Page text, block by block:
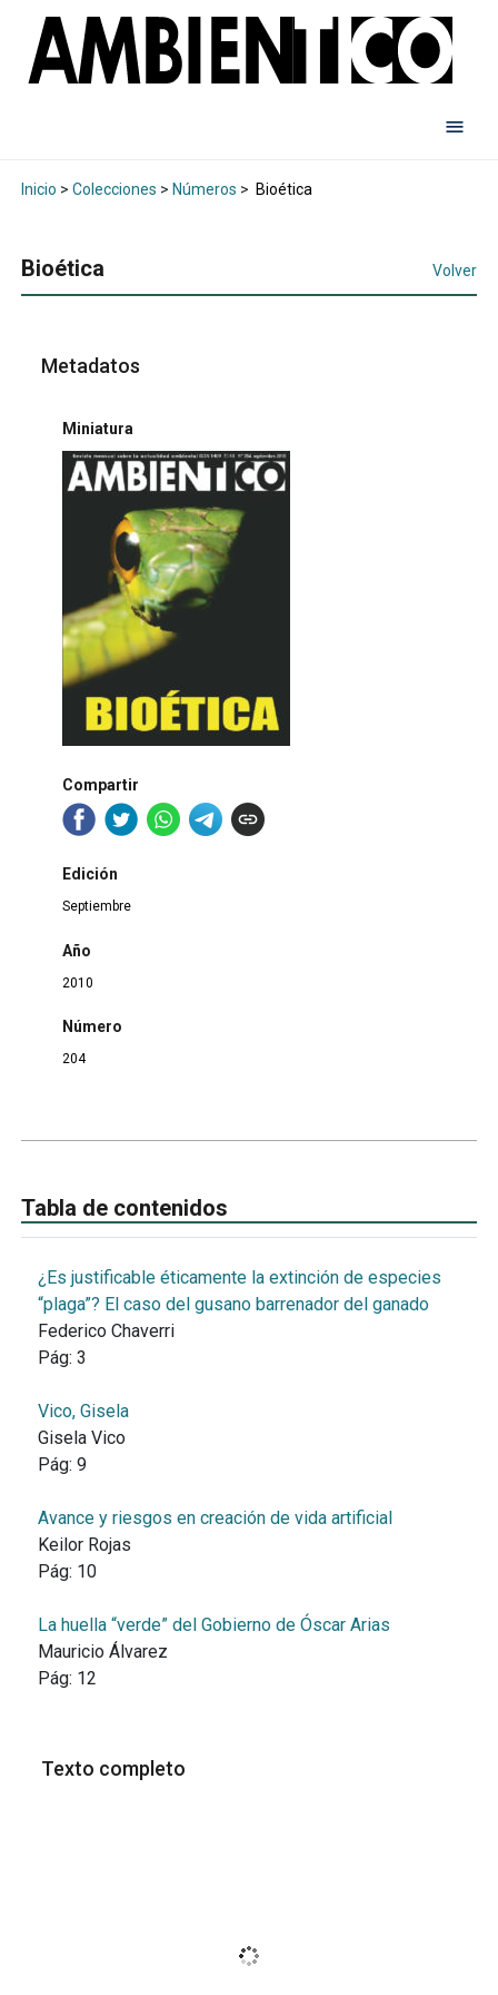
Inicio > Colecciones > Números > Bioética
Bioética Volver
Metadatos
Miniatura
Compartir
Edición
Septiembre
Año
2010
Número
204
Tabla de contenidos
¿Es justificable éticamente la extinción de especies
“plaga”? El caso del gusano barrenador del ganado
Federico Chaverri
Pág: 3
Vico, Gisela
Gisela Vico
Pág: 9
Avance y riesgos en creación de vida artificial
Keilor Rojas
Pág: 10
La huella “verde” del Gobierno de Óscar Arias
Mauricio Álvarez
Pág: 12
Texto completo